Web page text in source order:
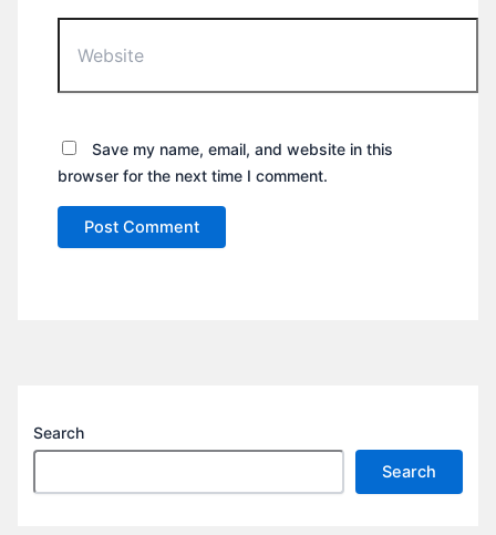
Save my name, email, and website in this
browser for the next time I comment.
Search
Search